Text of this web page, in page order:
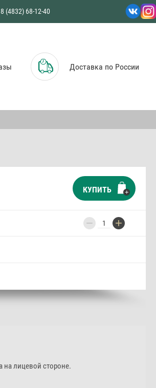
8 (4832) 68-12-40
Доставка по России
КУПИТЬ
− +
на лицевой стороне.